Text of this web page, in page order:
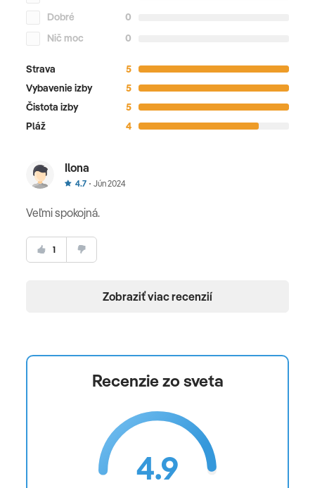
Dobré
0
Nič moc
0
Strava
5
Vybavenie izby
5
Čistota izby
5
Pláž
4
Ilona
4.7 Jún 2024
Veľmi spokojná.
1
Zobraziť viac recenzií
Recenzie zo sveta
4.9